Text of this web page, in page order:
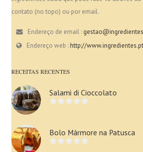
contato (no topo) ou por email.
Endereço de email :
Endereço web :http://www.ingredientes.pt
RECEITAS RECENTES
Salami di Cioccolato
Bolo Mármore na Patusca